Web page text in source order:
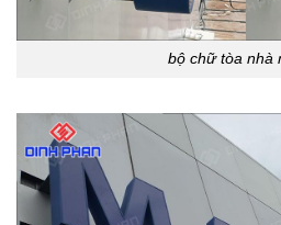
bộ chữ tòa nhà